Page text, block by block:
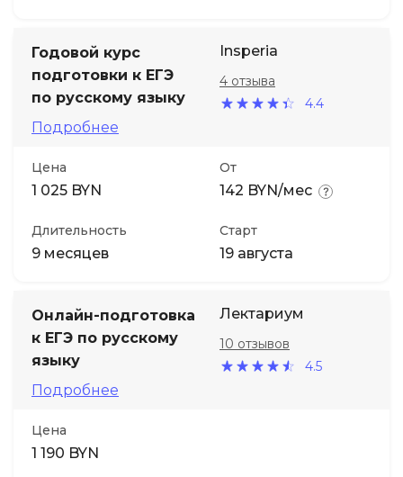
Годовой курс
подготовки к ЕГЭ
по русскому языку
Подробнее
Insperia
4.4
4 отзыва
Цена
1 025 BYN
От
142 BYN/мес
Длительность
9 месяцев
Старт
19 августа
Онлайн-подготовка
к ЕГЭ по русскому
языку
Подробнее
Лектариум
4.5
10 отзывов
Цена
1 190 BYN